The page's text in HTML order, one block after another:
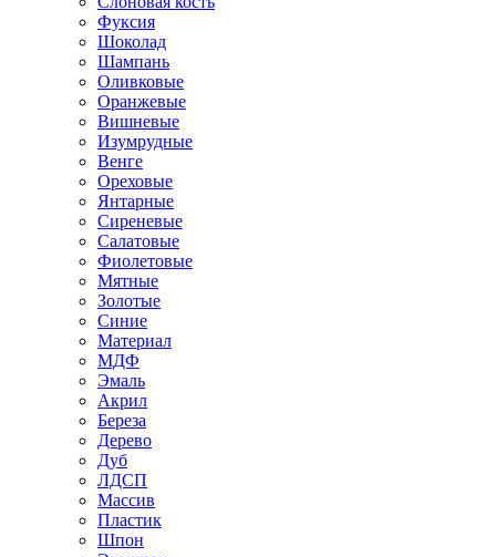
Фуксия
Шоколад
Шампань
Оливковые
Оранжевые
Вишневые
Изумрудные
Венге
Ореховые
Янтарные
Сиреневые
Салатовые
Фиолетовые
Мятные
Золотые
Синие
Материал
МДФ
Эмаль
Акрил
Береза
Дерево
Дуб
ЛДСП
Массив
Пластик
Шпон